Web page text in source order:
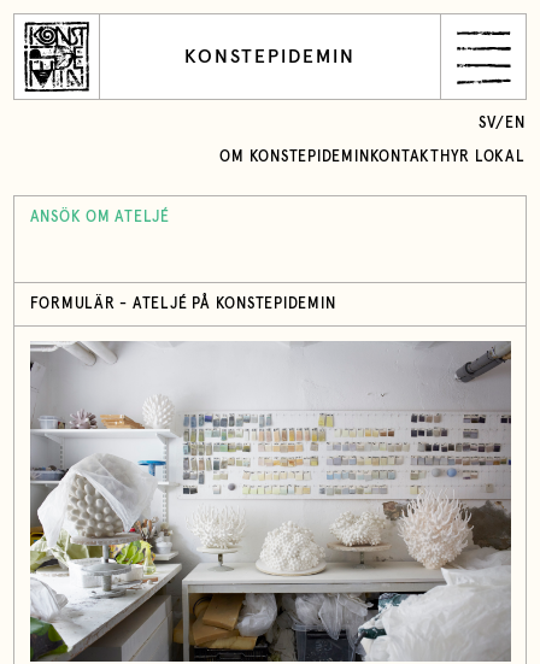
KONSTEPIDEMIN
OM KONSTEPIDEMIN KONTAKT HYR LOKAL
SV/ EN
ANSÖK OM ATELJÉ
FORMULÄR - ATELJÉ PÅ KONSTEPIDEMIN